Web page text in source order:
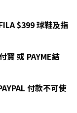
$399 球鞋及指
寶 或 PAYME結
付款不可使